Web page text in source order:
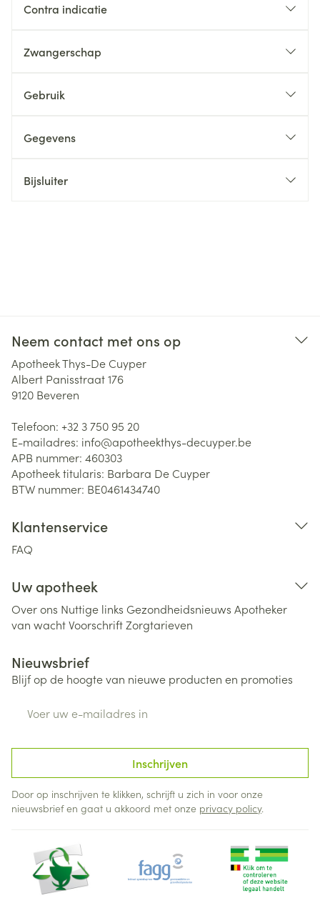
Contra indicatie
Zwangerschap
Gebruik
Gegevens
Bijsluiter
Neem contact met ons op
Apotheek Thys-De Cuyper
Albert Panisstraat 176
9120 Beveren
Telefoon: +32 3 750 95 20
E-mailadres: info@apotheekthys-decuyper.be
APB nummer: 460303
Apotheek titularis: Barbara De Cuyper
BTW nummer: BE0461434740
Klantenservice
FAQ
Uw apotheek
Over ons Nuttige links Gezondheidsnieuws Apotheker
van wachtVoorschriftZorgtarieven
Nieuwsbrief
Blijf op de hoogte van nieuwe producten en promoties
Inschrijven
Door op inschrijven te klikken, schrijft u zich in voor onze
nieuwsbrief en gaat u akkoord met onze privacy policy.